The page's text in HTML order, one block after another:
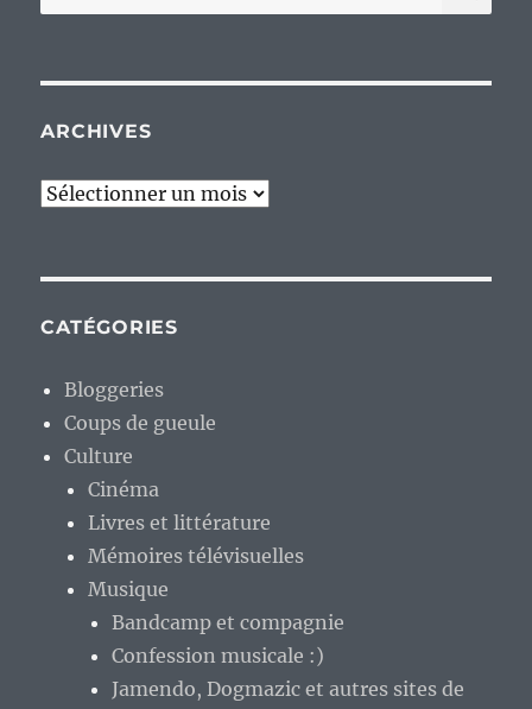
pour :
ARCHIVES
Archives
CATÉGORIES
Bloggeries
Coups de gueule
Culture
Cinéma
Livres et littérature
Mémoires télévisuelles
Musique
Bandcamp et compagnie
Confession musicale :)
Jamendo, Dogmazic et autres sites de